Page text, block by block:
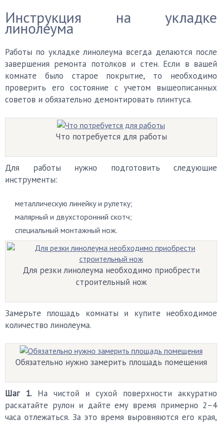
Инструкция на укладке
линолеума
Работы по укладке линолеума всегда делаются после
завершения ремонта потолков и стен. Если в вашей
комнате было старое покрытие, то необходимо
проверить его состояние с учетом вышеописанных
советов и обязательно демонтировать плинтуса.
Что потребуется для работы
Для работы нужно подготовить следующие
инструменты:
металлическую линейку и рулетку;
малярный и двухсторонний скотч;
специальный монтажный нож.
Для резки линолеума необходимо приобрести
строительный нож
Замерьте площадь комнаты и купите необходимое
количество линолеума.
Обязательно нужно замерить площадь помещения
Шаг 1. На чистой и сухой поверхности аккуратно
раскатайте рулон и дайте ему время примерно 2–4
часа отлежаться. За это время выровняются его края,